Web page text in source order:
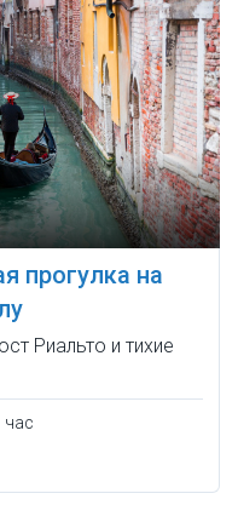
прогулка на
Риальто и тихие
час